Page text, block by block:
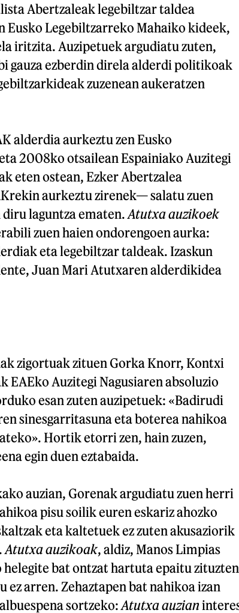
Abertzaleak legebiltzar taldea
Eusko Legebiltzarreko Mahaiko kideek,
iritzita. Auzipetuek argudiatu zuten,
gauza ezberdin direla alderdi politikoak
zuzenean aukeratzen
alderdia aurkeztu zen Eusko
2008ko otsailean Espainiako Auzitegi
eten ostean, Ezker Abertzalea
aurkeztu zirenek— salatu zuen
laguntza ematen. Atutxa auzikoek
zuen haien ondorengoen aurka:
eta legebiltzar taldeak. Izaskun
Juan Mari Atutxaren alderdikidea
zigortuak zituen Gorka Knorr, Kontxi
EAEko Auzitegi Nagusiaren absoluzio
esan zuten auzipetuek: «Badirudi
sinesgarritasuna eta boterea nahikoa
Hortik etorri zen, hain zuzen,
egin duen eztabaida.
auzian, Gorenak argudiatu zuen herri
pisu soilik euren eskariz ahozko
eta kaltetuek ez zuten akusaziorik
Atutxa auzikoak, aldiz, Manos Limpias
bat ontzat hartuta epaitu
arren. Zehaztapen bat nahikoa izan
sortzeko: Atutxa auzian